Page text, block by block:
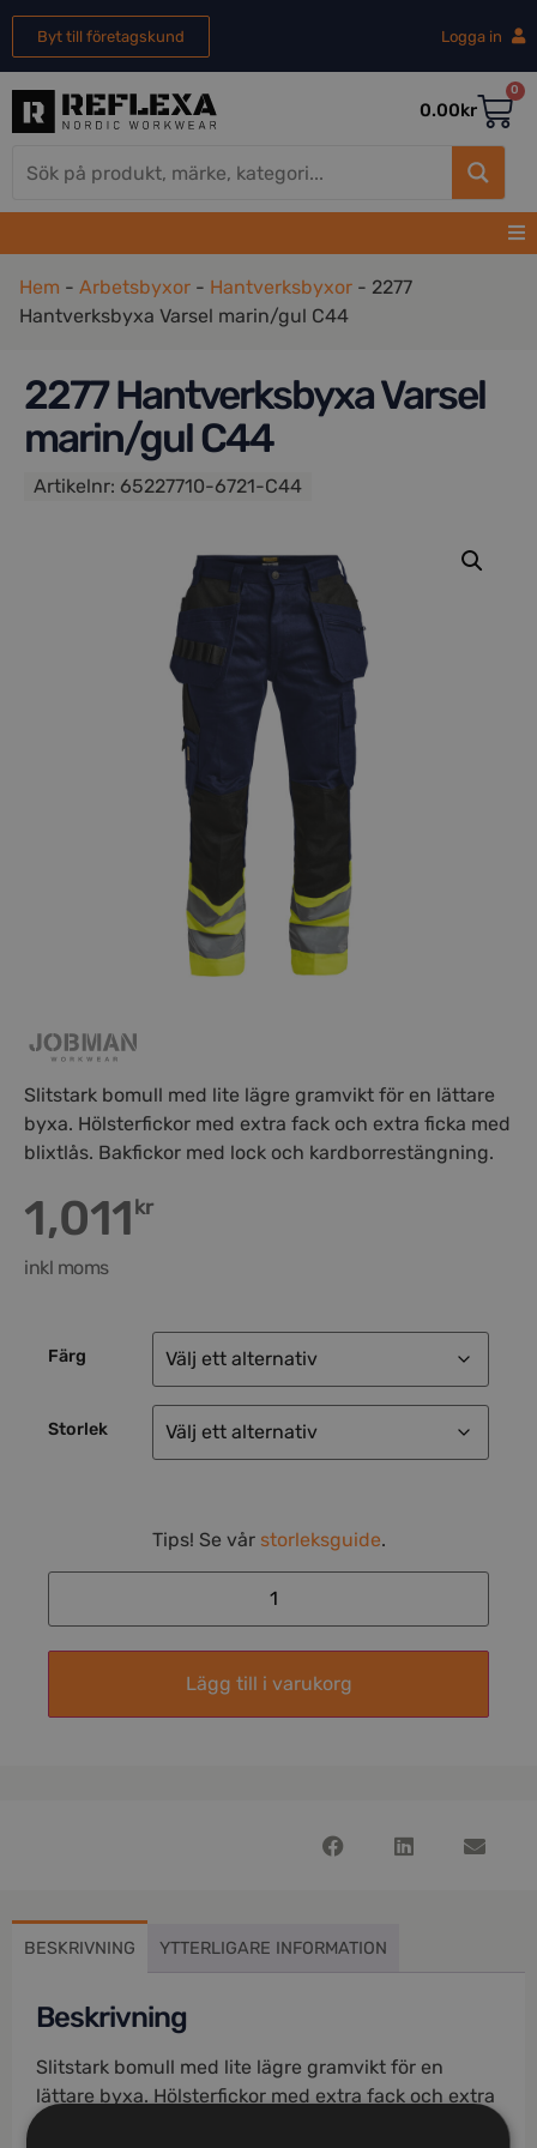
Byt till företagskund Logga in
0.00kr
0
Hem - Arbetsbyxor - Hantverksbyxor - 2277
Hantverksbyxa Varsel marin/gul C44
2277 Hantverksbyxa Varsel
marin/gul C44
Artikelnr: 65227710-6721-C44
Slitstark bomull med lite lägre gramvikt för en lättare
byxa. Hölsterfickor med extra fack och extra ficka med
blixtlås. Bakfickor med lock och kardborrestängning.
1,011kr
inkl moms
Färg
Storlek
Tips! Se vår storleksguide.
Lägg till i varukorg
BESKRIVNING YTTERLIGARE INFORMATION
Beskrivning
Slitstark bomull med lite lägre gramvikt för en
lättare byxa. Hölsterfickor med extra fack och extra